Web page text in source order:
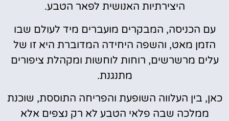
היצירתיות האנושית לפאר הטבע.
עם הכניסה, המבקרים מועברים מיד לעולם שבו
הזמן מאט, והשפה היחידה המדוברת היא זו של
עלים מרשרשים, רוחות לוחשות ומקהלת ציפורים
מתנגנת.
כאן, בין העלווה השופעת והפריחה התוססת, שוכנת
ממלכה שבה פלאי הטבע לא רק נצפים אלא